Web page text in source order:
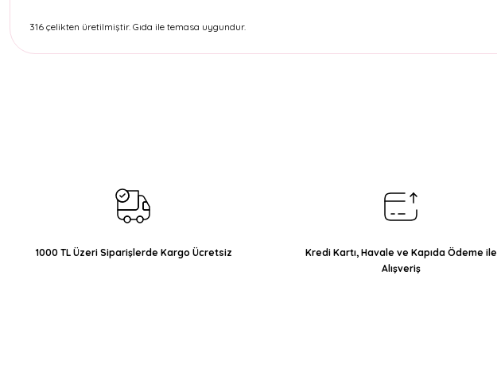
316 çelikten üretilmiştir. Gıda ile temasa uygundur.
Ürün fiyatı diğer sitelerden daha pahalı.
Bu ürüne benzer farklı alternatifler olmalı.
1000 TL Üzeri Siparişlerde Kargo Ücretsiz
Kredi Kartı, Havale ve Kapıda Ödeme ile
Alışveriş